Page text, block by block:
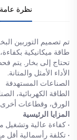
نظرة عامة
تم تصميم التوربين
طاقة ميكانيكية
تحتاج إلى بخار. يتم
الأداء الأمثل والمتانة.
الصناعات المستهدفة
الطاقة الكهربائية،
الورق، وقطاعات أخرى
المزايا الرئيسية
• كفاءة عالية وتشغيل
• تكلفة رأسمالية أقل